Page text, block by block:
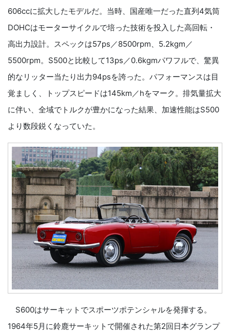
606ccに拡大したモデルだ。当時、国産唯一だった直列4気筒
DOHCはモーターサイクルで培った技術を投入した高回転・
高出力設計。スペックは57ps／8500rpm、5.2kgm／
5500rpm。S500と比較して13ps／0.6kgmパワフルで、驚異
的なリッター当たり出力94psを誇った。パフォーマンスは目
覚ましく、トップスピードは145km／hをマーク。排気量拡大
に伴い、全域でトルクが豊かになった結果、加速性能はS500
より数段鋭くなっていた。
S600はサーキットでスポーツポテンシャルを発揮する。
1964年5月に鈴鹿サーキットで開催された第2回日本グランプ